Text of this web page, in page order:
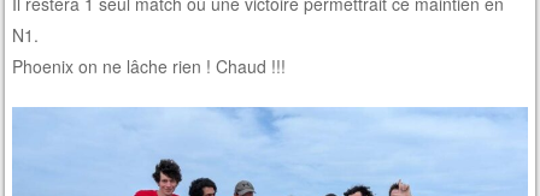
N1.
Phoenix on ne lâche rien ! Chaud !!!